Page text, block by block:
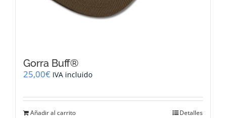
Gorra Buff®
25,00€ IVA incluido
Añadir al carrito Detalles